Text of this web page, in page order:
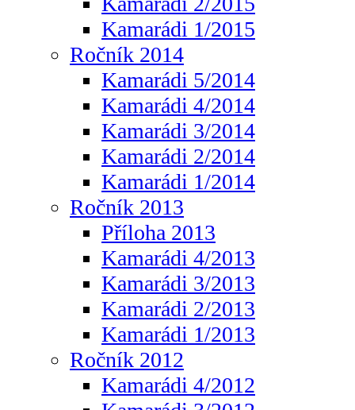
Kamarádi 1/2015
Ročník 2014
Kamarádi 5/2014
Kamarádi 4/2014
Kamarádi 3/2014
Kamarádi 2/2014
Kamarádi 1/2014
Ročník 2013
Příloha 2013
Kamarádi 4/2013
Kamarádi 3/2013
Kamarádi 2/2013
Kamarádi 1/2013
Ročník 2012
Kamarádi 4/2012